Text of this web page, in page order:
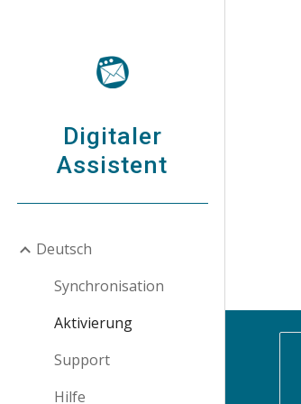
Digitaler
Assistent
Deutsch
Synchronisation
Aktivierung
Support
Hilfe